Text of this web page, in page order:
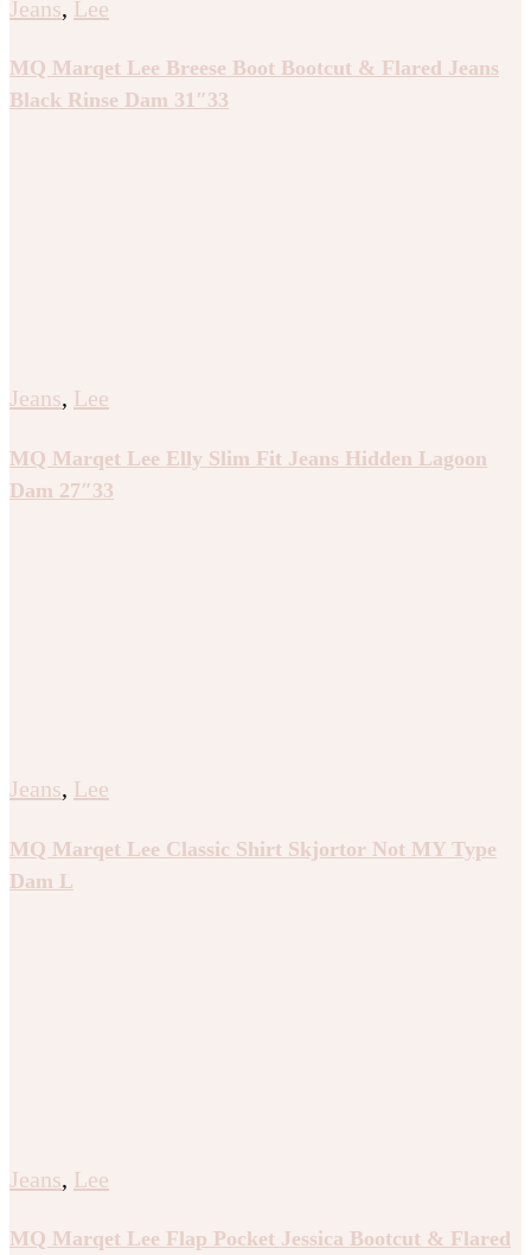
Jeans, Lee
MQ Marqet Lee Breese Boot Bootcut & Flared Jeans
Black Rinse Dam 31″33
Jeans, Lee
MQ Marqet Lee Elly Slim Fit Jeans Hidden Lagoon
Dam 27″33
Jeans, Lee
MQ Marqet Lee Classic Shirt Skjortor Not MY Type
Dam L
Jeans, Lee
MQ Marqet Lee Flap Pocket Jessica Bootcut & Flared